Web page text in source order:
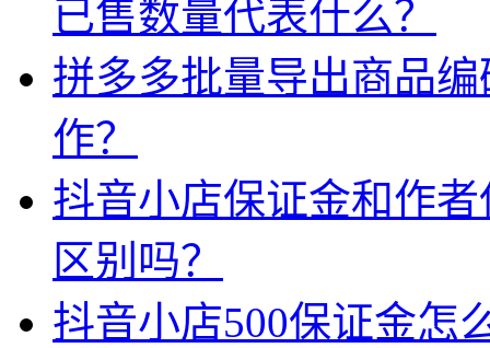
已售数量代表什么？
拼多多批量导出商品
作？
抖音小店保证金和作
区别吗？
抖音小店500保证金怎